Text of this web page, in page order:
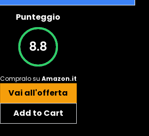
Punteggio
8.8
Compralo su Amazon.it
Vai all'offerta
Add to Cart